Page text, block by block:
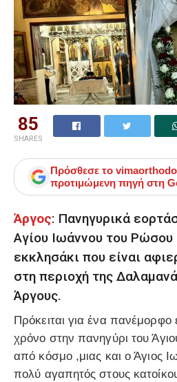
85
SHARES
Πρόσθεσε το
προτιμώμενη πηγή στη
Άργος: Πανηγυρικά
Αγίου Ιωάννου του
εκκλησάκι που είναι
στη περιοχή της
Άργους.
Πρόκειται για ένα
χρόνο στην πανηγύρι του
από κόσμο ,μιας και ο Άγιος
πολύ αγαπητός στους